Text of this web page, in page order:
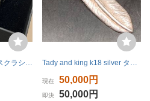
∀大人気【アルテミスクラシック Artemis Classic ペンダント トップ ACP0287 Sv925 シルバー 925 チャーム】IC00155 Tady and king k18 silver タディアンドキング 上金フェザー Sサイズ インディアンジュエリー
現在 50,000円
即決 50,000円